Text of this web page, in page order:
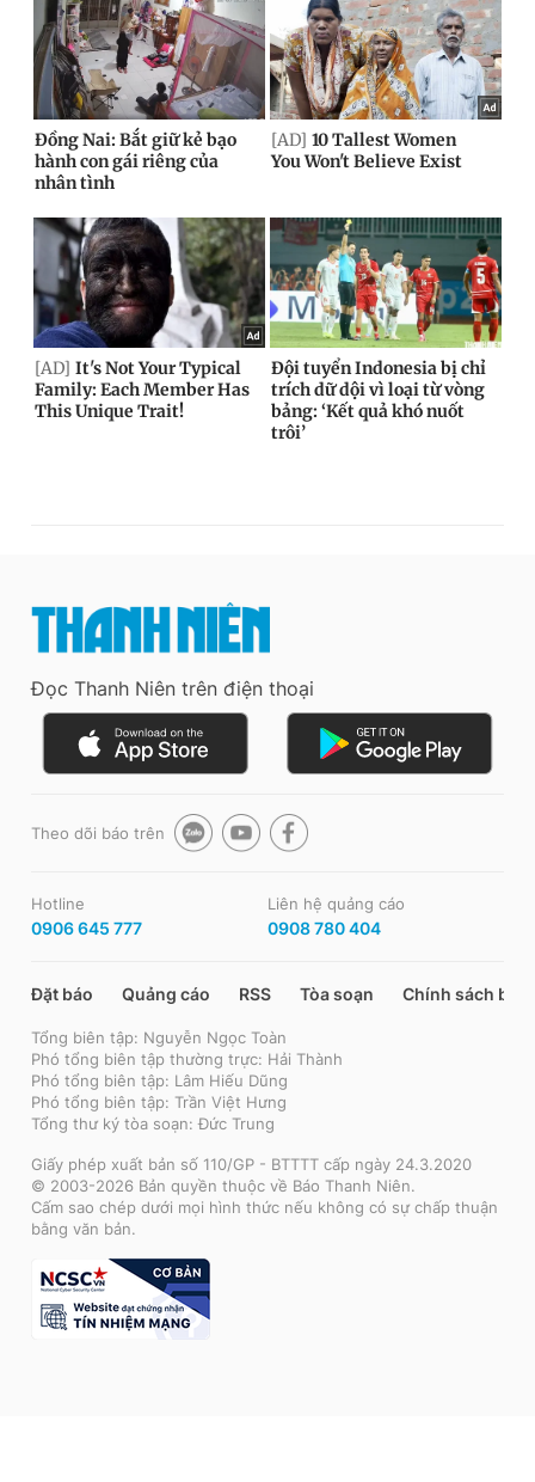
Đọc Thanh Niên trên điện thoại
Theo dõi báo trên
Hotline
0906 645 777
Liên hệ quảng cáo
0908 780 404
Đặt báo Quảng cáo RSS Tòa soạn Chính sách bảo
Tổng biên tập: Nguyễn Ngọc Toàn
Phó tổng biên tập thường trực: Hải Thành
Phó tổng biên tập: Lâm Hiếu Dũng
Phó tổng biên tập: Trần Việt Hưng
Tổng thư ký tòa soạn: Đức Trung
Giấy phép xuất bản số 110/GP - BTTTT cấp ngày 24.3.2020
© 2003-2026 Bản quyền thuộc về Báo Thanh Niên.
Cấm sao chép dưới mọi hình thức nếu không có sự chấp thuận
bằng văn bản.